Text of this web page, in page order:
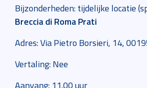
Bijzonderheden: tijdelijke locatie
Breccia di Roma Prati
Adres: Via Pietro Borsieri, 14,
Vertaling: Nee
Aanvang: 11.00 uur